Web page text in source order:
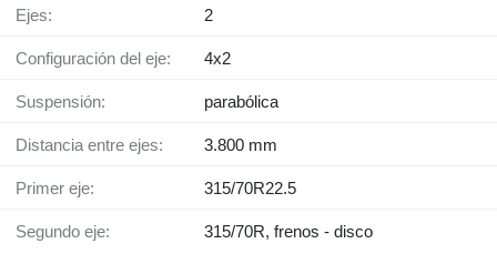
Ejes: 2
Configuración del eje: 4x2
Suspensión: parabólica
Distancia entre ejes: 3.800 mm
Primer eje: 315/70R22.5
Segundo eje: 315/70R, frenos - disco